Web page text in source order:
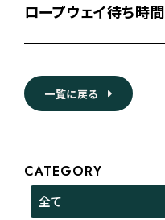
ロープウェイ待ち時間
一覧に戻る
CATEGORY
全て